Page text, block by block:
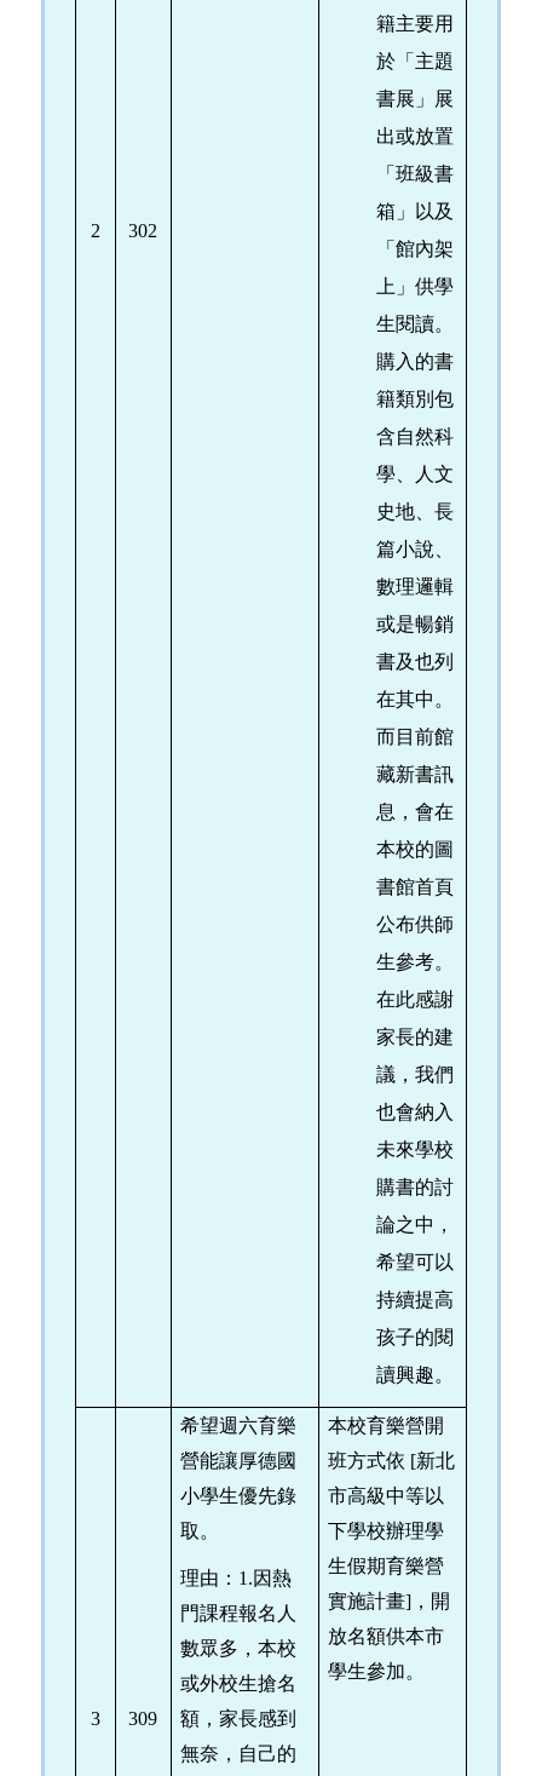
2 302
籍主要用
於「主題
書展」展
出或放置
「班級書
箱」以及
「館內架
上」供學
生閱讀。
購入的書
籍類別包
含自然科
學、人文
史地、長
篇小說、
數理邏輯
或是暢銷
書及也列
在其中。
而目前館
藏新書訊
息，會在
本校的圖
書館首頁
公布供師
生參考。
在此感謝
家長的建
議，我們
也會納入
未來學校
購書的討
論之中，
希望可以
持續提高
孩子的閱
讀興趣。
3 309
希望週六育樂
營能讓厚德國
小學生優先錄
取。
理由：1.因熱
門課程報名人
數眾多，本校
或外校生搶名
額，家長感到
無奈，自己的
本校育樂營開
班方式依 [新北
市高級中等以
下學校辦理學
生假期育樂營
實施計畫]，開
放名額供本市
學生參加。